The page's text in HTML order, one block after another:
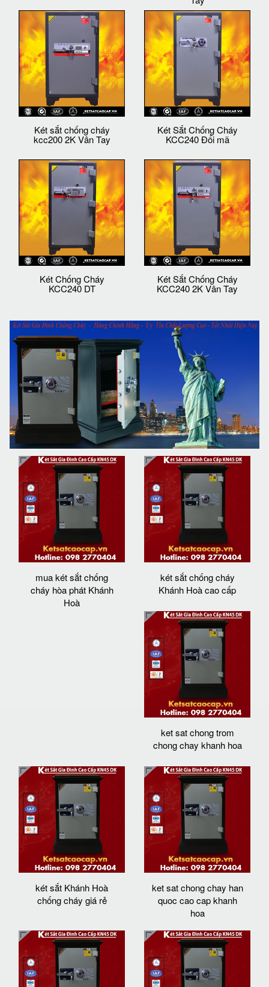
Két sắt chống cháy
kcc200 2K Vân Tay
Két Sắt Chống Cháy
KCC240 Đổi mã
Két Chống Cháy
KCC240 DT
Két Sắt Chống Cháy
KCC240 2K Vân Tay
mua két sắt chống
cháy hòa phát Khánh
Hoà
két sắt chống cháy
Khánh Hoà cao cấp
ket sat chong trom
chong chay khanh hoa
két sắt Khánh Hoà
chống cháy giá rẻ
ket sat chong chay han
quoc cao cap khanh
hoa